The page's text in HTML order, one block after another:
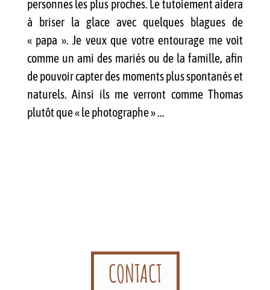
personnes les plus proches. Le tutoiement aidera
à briser la glace avec quelques blagues de
« papa ». Je veux que votre entourage me voit
comme un ami des mariés ou de la famille, afin
de pouvoir capter des moments plus spontanés et
naturels. Ainsi ils me verront comme Thomas
plutôt que « le photographe » …
CONTACT